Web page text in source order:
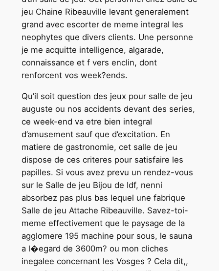
jeu Chaine Ribeauville levant generalement
grand avec escorter de meme integral les
neophytes que divers clients. Une personne
je me acquitte intelligence, algarade,
connaissance et f vers enclin, dont
renforcent vos week?ends.
Qu’il soit question des jeux pour salle de jeu
auguste ou nos accidents devant des series,
ce week-end va etre bien integral
d’amusement sauf que d’excitation. En
matiere de gastronomie, cet salle de jeu
dispose de ces criteres pour satisfaire les
papilles. Si vous avez prevu un rendez-vous
sur le Salle de jeu Bijou de Idf, nenni
absorbez pas plus bas lequel une fabrique
Salle de jeu Attache Ribeauville. Savez-toi-
meme effectivement que le paysage de la
agglomere 195 machine pour sous, le sauna
a l�egard de 3600m? ou mon cliches
inegalee concernant les Vosges ? Cela dit,,